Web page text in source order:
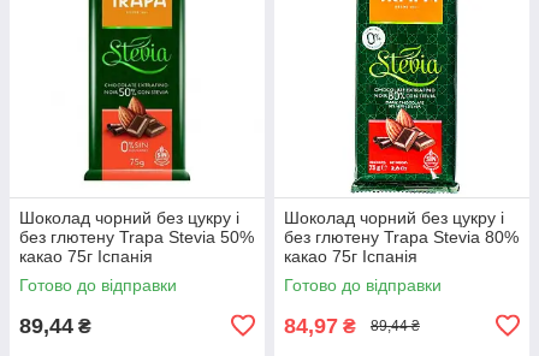
Шоколад чорний без цукру і
без глютену Trapa Stevia 50%
какао 75г Іспанія
Готово до відправки
89,44 ₴
Шоколад чорний без цукру і
без глютену Trapa Stevia 80%
какао 75г Іспанія
Готово до відправки
84,97 ₴ 89,44 ₴